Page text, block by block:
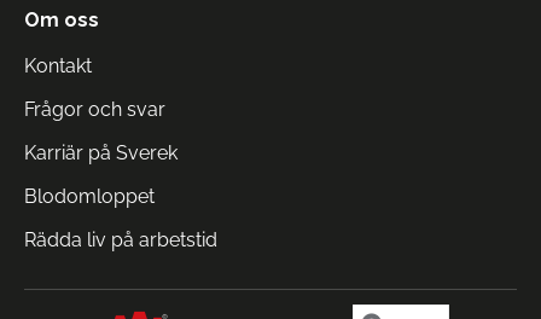
Om oss
Kontakt
Frågor och svar
Karriär på Sverek
Blodomloppet
Rädda liv på arbetstid